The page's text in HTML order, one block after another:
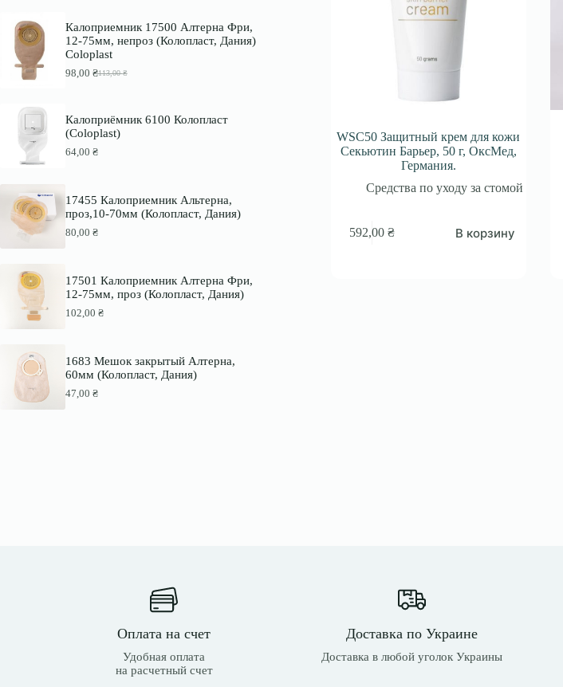
WSC50 Защитный крем для кожи
Секьютин Барьер, 50 г, ОксМед,
Германия.
Средства по уходу за стомой
592,00 ₴ В корзину
Калоприемник 17500 Алтерна Фри,
12-75мм, непроз (Колопласт, Дания)
Coloplast
113,00₴
П
в
о
н
а
ь
н
а
н
а
с
о
а
в
л
я
98,00 ₴Т
у
щ
а
я
а
:
9
0
₴
Калоприёмник 6100 Колопласт
(Coloplast)
64,00 ₴
17455 Калоприемник Альтерна,
проз,10-70мм (Колопласт, Дания)
80,00 ₴
17501 Калоприемник Алтерна Фри,
12-75мм, проз (Колопласт, Дания)
102,00 ₴
1683 Мешок закрытый Алтерна,
60мм (Колопласт, Дания)
47,00 ₴
Оплата на счет
Удобная оплата
на расчетный счет
Доставка по Украине
Доставка в любой уголок Украины